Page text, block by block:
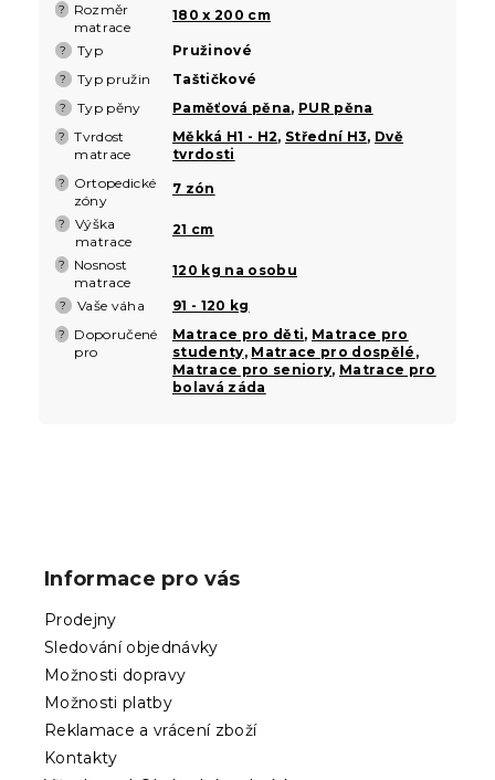
?
Rozměr
matrace
180 x 200 cm
? Typ Pružinové
? Typ pružin Taštičkové
? Typ pěny Paměťová pěna, PUR pěna
?
Tvrdost
matrace
Měkká H1 - H2, Střední H3, Dvě
tvrdosti
?
Ortopedické
zóny
7 zón
?
Výška
matrace
21 cm
?
Nosnost
matrace
120 kg na osobu
? Vaše váha 91 - 120 kg
?
Doporučené
pro
Matrace pro děti, Matrace pro
studenty, Matrace pro dospělé ,
Matrace pro seniory, Matrace pro
bolavá záda
Informace pro vás
Prodejny
Sledování objednávky
Možnosti dopravy
Možnosti platby
Reklamace a vrácení zboží
Kontakty